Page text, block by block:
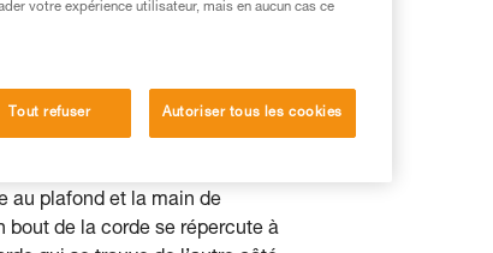
exister d’autres que
au plafond et la main de
bout de la corde se répercute à
votre expérience utilisateur, mais en aucun cas ce
Tout refuser Autoriser tous les cookies